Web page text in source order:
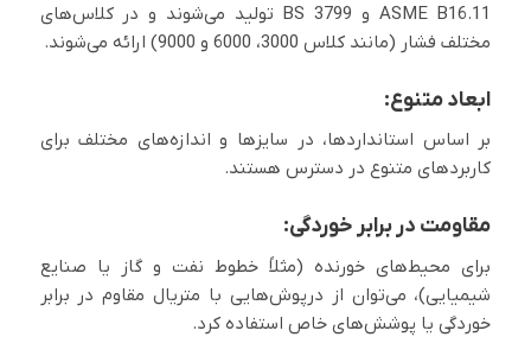
ASME B16.11 و BS 3799 تولید می‌شوند و در کلاس‌های
مختلف فشار (مانند کلاس 3000، 6000 و 9000) ارائه می‌شوند.
ابعاد متنوع:
بر اساس استانداردها، در سایزها و اندازه‌های مختلف برای
کاربردهای متنوع در دسترس هستند.
مقاومت در برابر خوردگی:
برای محیط‌های خورنده (مثلاً خطوط نفت و گاز یا صنایع
شیمیایی)، می‌توان از درپوش‌هایی با متریال مقاوم در برابر
خوردگی یا پوشش‌های خاص استفاده کرد.